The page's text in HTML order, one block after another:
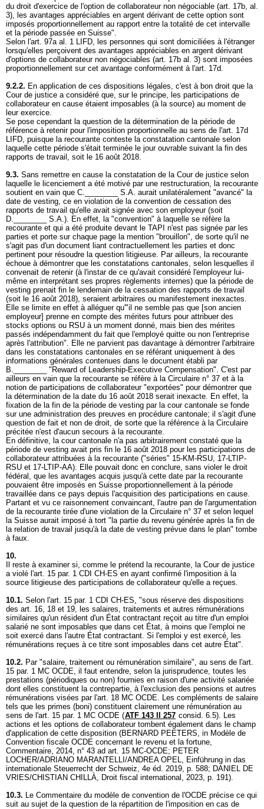
du droit d'exercice de l'option de collaborateur non négociable (art. 17b, al.
3), les avantages appréciables en argent dérivant de cette option sont
imposés proportionnellement au rapport entre la totalité de cet intervalle
et la période passée en Suisse".
Selon l'art. 97a al. 1 LIFD, les personnes qui sont domiciliées à l'étranger
lorsqu'elles perçoivent des avantages appréciables en argent dérivant
d'options de collaborateur non négociables (art. 17b al. 3) sont imposées
proportionnellement sur cet avantage conformément à l'art. 17d.
9.2.2. En application de ces dispositions légales, c'est à bon droit que la
Cour de justice a considéré que, sur le principe, les participations de
collaborateur en cause étaient imposables (à la source) au moment de
leur exercice.
Se pose cependant la question de la détermination de la période de
référence à retenir pour l'imposition proportionnelle au sens de l'art. 17d
LIFD, puisque la recourante conteste la constatation cantonale selon
laquelle cette période s'était terminée le jour ouvrable suivant la fin des
rapports de travail, soit le 16 août 2018.
9.3. Sans remettre en cause la constatation de la Cour de justice selon
laquelle le licenciement a été motivé par une restructuration, la recourante
soutient en vain que C.________ S.A. aurait unilatéralement "avancé" la
date de vesting, ce en violation de la convention de cessation des
rapports de travail qu'elle avait signée avec son employeur (soit
D.________ S.A.). En effet, la "convention" à laquelle se réfère la
recourante et qui a été produite devant le TAPI n'est pas signée par les
parties et porte sur chaque page la mention "brouillon", de sorte qu'il ne
s'agit pas d'un document liant contractuellement les parties et donc
pertinent pour résoudre la question litigieuse. Par ailleurs, la recourante
échoue à démontrer que les constatations cantonales, selon lesquelles il
convenait de retenir (à l'instar de ce qu'avait considéré l'employeur lui-
même en interprétant ses propres règlements internes) que la période de
vesting prenait fin le lendemain de la cessation des rapports de travail
(soit le 16 août 2018), seraient arbitraires ou manifestement inexactes.
Elle se limite en effet à alléguer qu'"il ne semble pas que [son ancien
employeur] prenne en compte des mérites futurs pour attribuer des
stocks options ou RSU à un moment donné, mais bien des mérites
passés indépendamment du fait que l'employé quitte ou non l'entreprise
après l'attribution". Elle ne parvient pas davantage à démontrer l'arbitraire
dans les constatations cantonales en se référant uniquement à des
informations générales contenues dans le document établi par
B.________ "Reward of Leadership-Executive Compensation". C'est par
ailleurs en vain que la recourante se réfère à la Circulaire n° 37 et à la
notion de participations de collaborateur "exportées" pour démontrer que
la détermination de la date du 16 août 2018 serait inexacte. En effet, la
fixation de la fin de la période de vesting par la cour cantonale se fonde
sur une administration des preuves en procédure cantonale; il s'agit d'une
question de fait et non de droit, de sorte que la référence à la Circulaire
précitée n'est d'aucun secours à la recourante.
En définitive, la cour cantonale n'a pas arbitrairement constaté que la
période de vesting avait pris fin le 16 août 2018 pour les participations de
collaborateur attribuées à la recourante ("séries" 15-KM-RSU, 17-LTIP-
RSU et 17-LTIP-AA). Elle pouvait donc en conclure, sans violer le droit
fédéral, que les avantages acquis jusqu'à cette date par la recourante
pouvaient être imposés en Suisse proportionnellement à la période
travaillée dans ce pays depuis l'acquisition des participations en cause.
Partant et vu ce raisonnement convaincant, l'autre pan de l'argumentation
de la recourante tirée d'une violation de la Circulaire n° 37 et selon lequel
la Suisse aurait imposé à tort "la partie du revenu générée après la fin de
la relation de travail jusqu'à la date de vesting prévue dans le plan" tombe
à faux.
10.
Il reste à examiner si, comme le prétend la recourante, la Cour de justice
a violé l'art. 15 par. 1 CDI CH-ES en ayant confirmé l'imposition à la
source litigieuse des participations de collaborateur qu'elle a reçues.
10.1. Selon l'art. 15 par. 1 CDI CH-ES, "sous réserve des dispositions
des art. 16, 18 et 19, les salaires, traitements et autres rémunérations
similaires qu'un résident d'un État contractant reçoit au titre d'un emploi
salarié ne sont imposables que dans cet État, à moins que l'emploi ne
soit exercé dans l'autre État contractant. Si l'emploi y est exercé, les
rémunérations reçues à ce titre sont imposables dans cet autre État".
10.2. Par "salaire, traitement ou rémunération similaire", au sens de l'art.
15 par. 1 MC OCDE, il faut entendre, selon la jurisprudence, toutes les
prestations (périodiques ou non) fournies en raison d'une activité salariée
dont elles constituent la contrepartie, à l'exclusion des pensions et autres
rémunérations visées par l'art. 18 MC OCDE. Les compléments de salaire
tels que les primes (boni) constituent clairement une rémunération au
sens de l'art. 15 par. 1 MC OCDE (ATF 143 II 257 consid. 6.5). Les
actions et les options de collaborateur tombent également dans le champ
d'application de cette disposition (BERNARD PEETERS, in Modèle de
Convention fiscale OCDE concernant le revenu et la fortune,
Commentaire, 2014, n° 43 ad art. 15 MC-OCDE; PETER
LOCHER/ADRIANO MARANTELLI/ANDREA OPEL, Einführung in das
internationale Steuerrecht der Schweiz, 4e éd. 2019, p. 588; DANIEL DE
VRIES/CHISTIAN CHILLÀ, Droit fiscal international, 2023, p. 191).
10.3. Le Commentaire du modèle de convention de l'OCDE précise ce qui
suit au sujet de la question de la répartition de l'imposition en cas de